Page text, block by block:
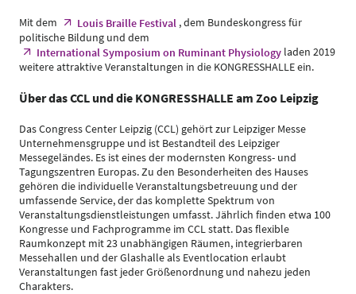
Mit dem Louis Braille Festival , dem Bundeskongress für
politische Bildung und dem
International Symposium on Ruminant Physiologyladen 2019
weitere attraktive Veranstaltungen in die KONGRESSHALLE ein.
Über das CCL und die KONGRESSHALLE am Zoo Leipzig
Das Congress Center Leipzig (CCL) gehört zur Leipziger Messe
Unternehmensgruppe und ist Bestandteil des Leipziger
Messegeländes. Es ist eines der modernsten Kongress- und
Tagungszentren Europas. Zu den Besonderheiten des Hauses
gehören die individuelle Veranstaltungsbetreuung und der
umfassende Service, der das komplette Spektrum von
Veranstaltungsdienstleistungen umfasst. Jährlich finden etwa 100
Kongresse und Fachprogramme im CCL statt. Das flexible
Raumkonzept mit 23 unabhängigen Räumen, integrierbaren
Messehallen und der Glashalle als Eventlocation erlaubt
Veranstaltungen fast jeder Größenordnung und nahezu jeden
Charakters.